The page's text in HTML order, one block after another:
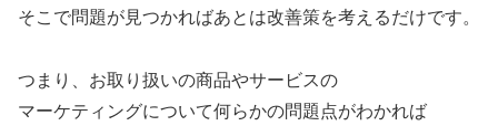
そこで問題が見つかればあとは改善策を考えるだけです。
つまり、お取り扱いの商品やサービスの
マーケティングについて何らかの問題点がわかれば